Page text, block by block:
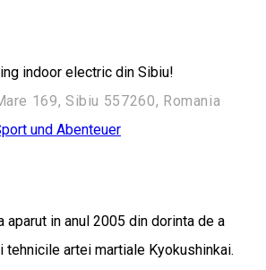
indoor electric din Sibiu!
169, Sibiu 557260, Romania
und Abenteuer
aparut in anul 2005 din dorinta de a
artei martiale Kyokushinkai.